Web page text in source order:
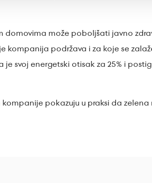
domovima može poboljšati javno
kompanija podržava i za koje se
je svoj energetski otisak za 25% i
pokazuju u praksi da